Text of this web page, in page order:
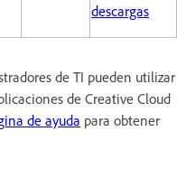
descargas
de TI pueden utilizar
de Creative Cloud
de ayuda para obtener